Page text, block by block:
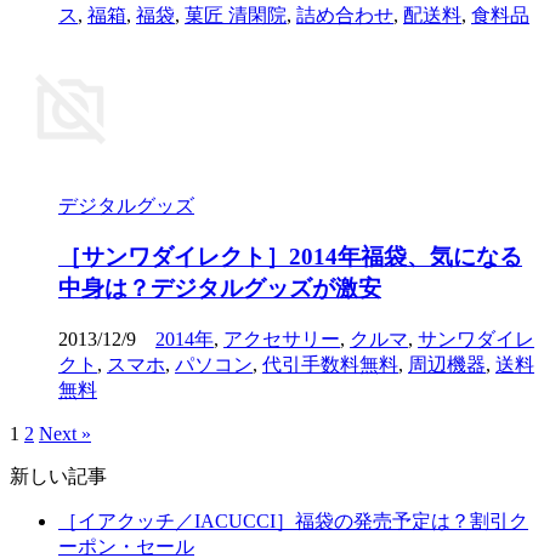
ス, 福箱, 福袋, 菓匠 清閑院, 詰め合わせ, 配送料, 食料品
デジタルグッズ
［サンワダイレクト］2014年福袋、気になる
中身は？デジタルグッズが激安
2013/12/9 2014年, アクセサリー, クルマ, サンワダイレ
クト , スマホ, パソコン, 代引手数料無料, 周辺機器, 送料
無料
1 2 Next »
新しい記事
［イアクッチ／IACUCCI］福袋の発売予定は？割引ク
ーポン・セール